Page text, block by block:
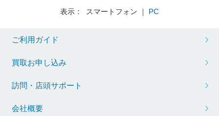
表示： スマートフォン ｜ PC
ご利用ガイド
買取お申し込み
訪問・店頭サポート
会社概要